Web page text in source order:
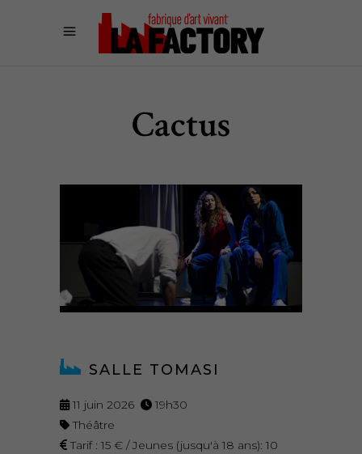
Cactus
SALLE TOMASI
11 juin 2026
19h30
Théâtre
Tarif : 15 € / Jeunes (jusqu'à 18 ans): 10